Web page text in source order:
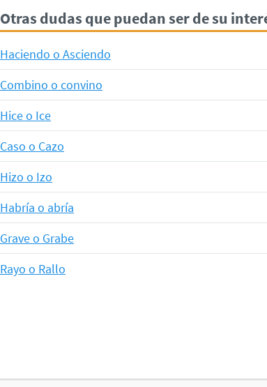
Otras dudas que puedan ser de su
Haciendo o Asciendo
Combino o convino
Hice o Ice
Caso o Cazo
Hizo o Izo
Habría o abría
Grave o Grabe
Rayo o Rallo